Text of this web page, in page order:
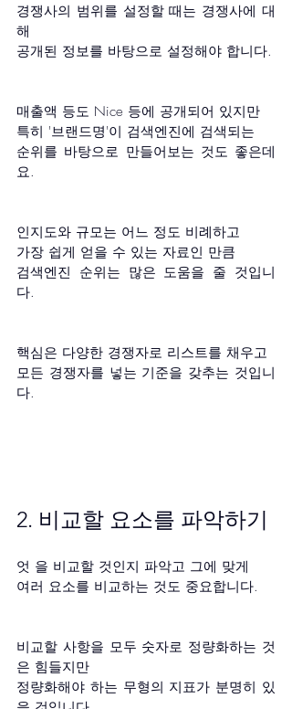
경쟁사의 범위를 설정할 때는 경쟁사에 대
해
공개된 정보를 바탕으로 설정해야 합니다.
매출액 등도 Nice 등에 공개되어 있지만
특히 '브랜드명'이 검색엔진에 검색되는
순위를 바탕으로 만들어보는 것도 좋은데
요.
인지도와 규모는 어느 정도 비례하고
가장 쉽게 얻을 수 있는 자료인 만큼
검색엔진 순위는 많은 도움을 줄 것입니
다.
핵심은 다양한 경쟁자로 리스트를 채우고
모든 경쟁자를 넣는 기준을 갖추는 것입니
다.
2. 비교할 요소를 파악하기
엇 을 비교할 것인지 파악고 그에 맞게
여러 요소를 비교하는 것도 중요합니다.
비교할 사항을 모두 숫자로 정량화하는 것
은 힘들지만
정량화해야 하는 무형의 지표가 분명히 있